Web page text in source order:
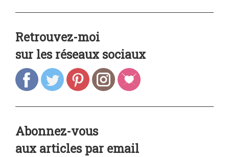
Retrouvez-moi
sur les réseaux sociaux
Abonnez-vous
aux articles par email